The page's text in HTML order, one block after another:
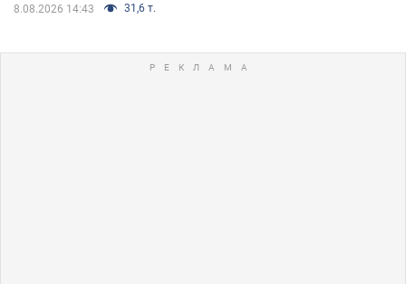
8.08.2026 14:43 31,6 т.